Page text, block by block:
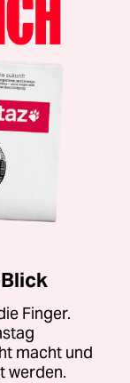
Finger.
macht und
werden.